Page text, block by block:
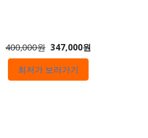
400,000원 347,000원
최저가 보러가기